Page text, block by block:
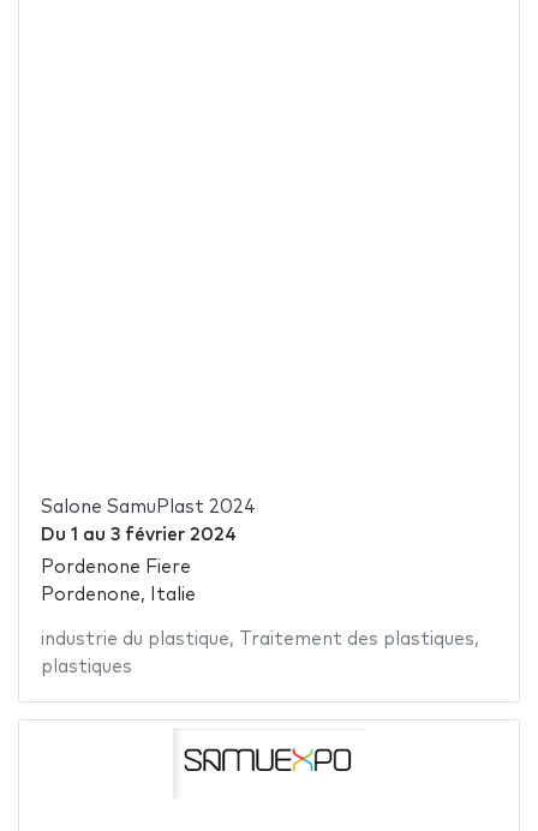
Salone SamuPlast 2024
Du 1 au 3 février 2024
Pordenone Fiere
Pordenone, Italie
industrie du plastique, Traitement des plastiques,
plastiques